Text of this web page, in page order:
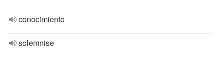
conocimiento
solemnise